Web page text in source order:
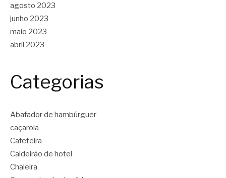
agosto 2023
junho 2023
maio 2023
abril 2023
Categorias
Abafador de hambúrguer
caçarola
Cafeteira
Caldeirão de hotel
Chaleira